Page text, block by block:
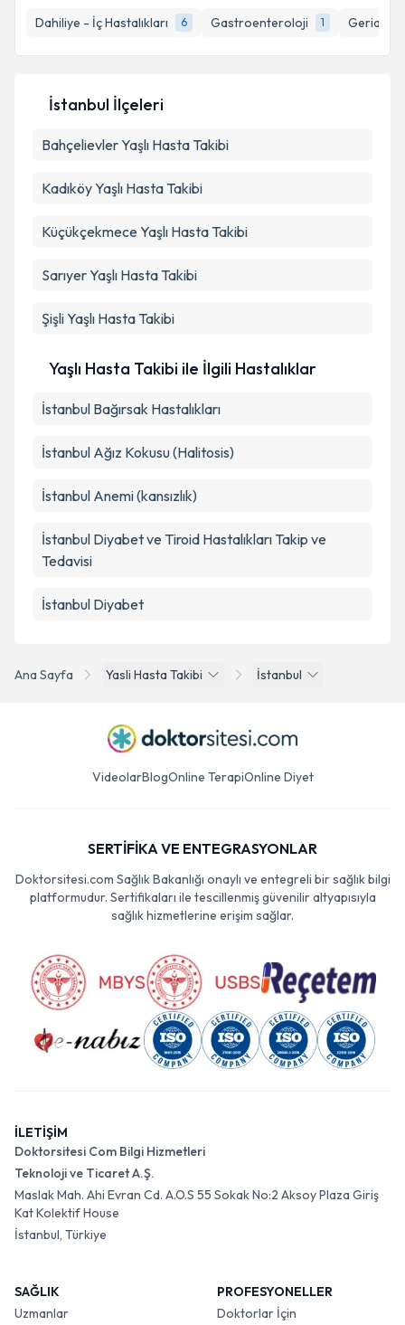
Dahiliye - İç Hastalıkları 6 Gastroenteroloji 1 Geriatri
bilgilendireceğiz.
E-posta Adresiniz
Kişisel verilerimin işlenmesine ilişkin
kapsamda işlenmesini kabul ediyorum.
Takvim Talebini Gönder
Ana Sayfa Yasli Hasta Takibi İstanbul
İstanbul İlçeleri
BahçelievlerYaşlı Hasta Takibi
KadıköyYaşlı Hasta Takibi
Küçükçekmece Yaşlı Hasta Takibi
SarıyerYaşlı Hasta Takibi
ŞişliYaşlı Hasta Takibi
Yaşlı Hasta Takibi ile İlgili Hastalıklar
İstanbul Bağırsak Hastalıkları
İstanbul Ağız Kokusu (Halitosis)
İstanbul Anemi (kansızlık)
İstanbul Diyabet ve Tiroid Hastalıkları Takip ve
Tedavisi
İstanbul Diyabet
VideolarBlogOnline TerapiOnline Diyet
SERTİFİKA VE ENTEGRASYONLAR
Doktorsitesi.com Sağlık Bakanlığı onaylı ve entegreli bir sağlık bilgi
platformudur. Sertifikaları ile tescillenmiş güvenilir altyapısıyla
sağlık hizmetlerine erişim sağlar.
İLETİŞİM
Doktorsitesi Com Bilgi Hizmetleri
Teknoloji ve Ticaret A.Ş.
Maslak Mah. Ahi Evran Cd. A.O.S 55 Sokak No:2 Aksoy Plaza Giriş
Kat Kolektif House
İstanbul, Türkiye
SAĞLIK
Uzmanlar
PROFESYONELLER
Doktorlar İçin